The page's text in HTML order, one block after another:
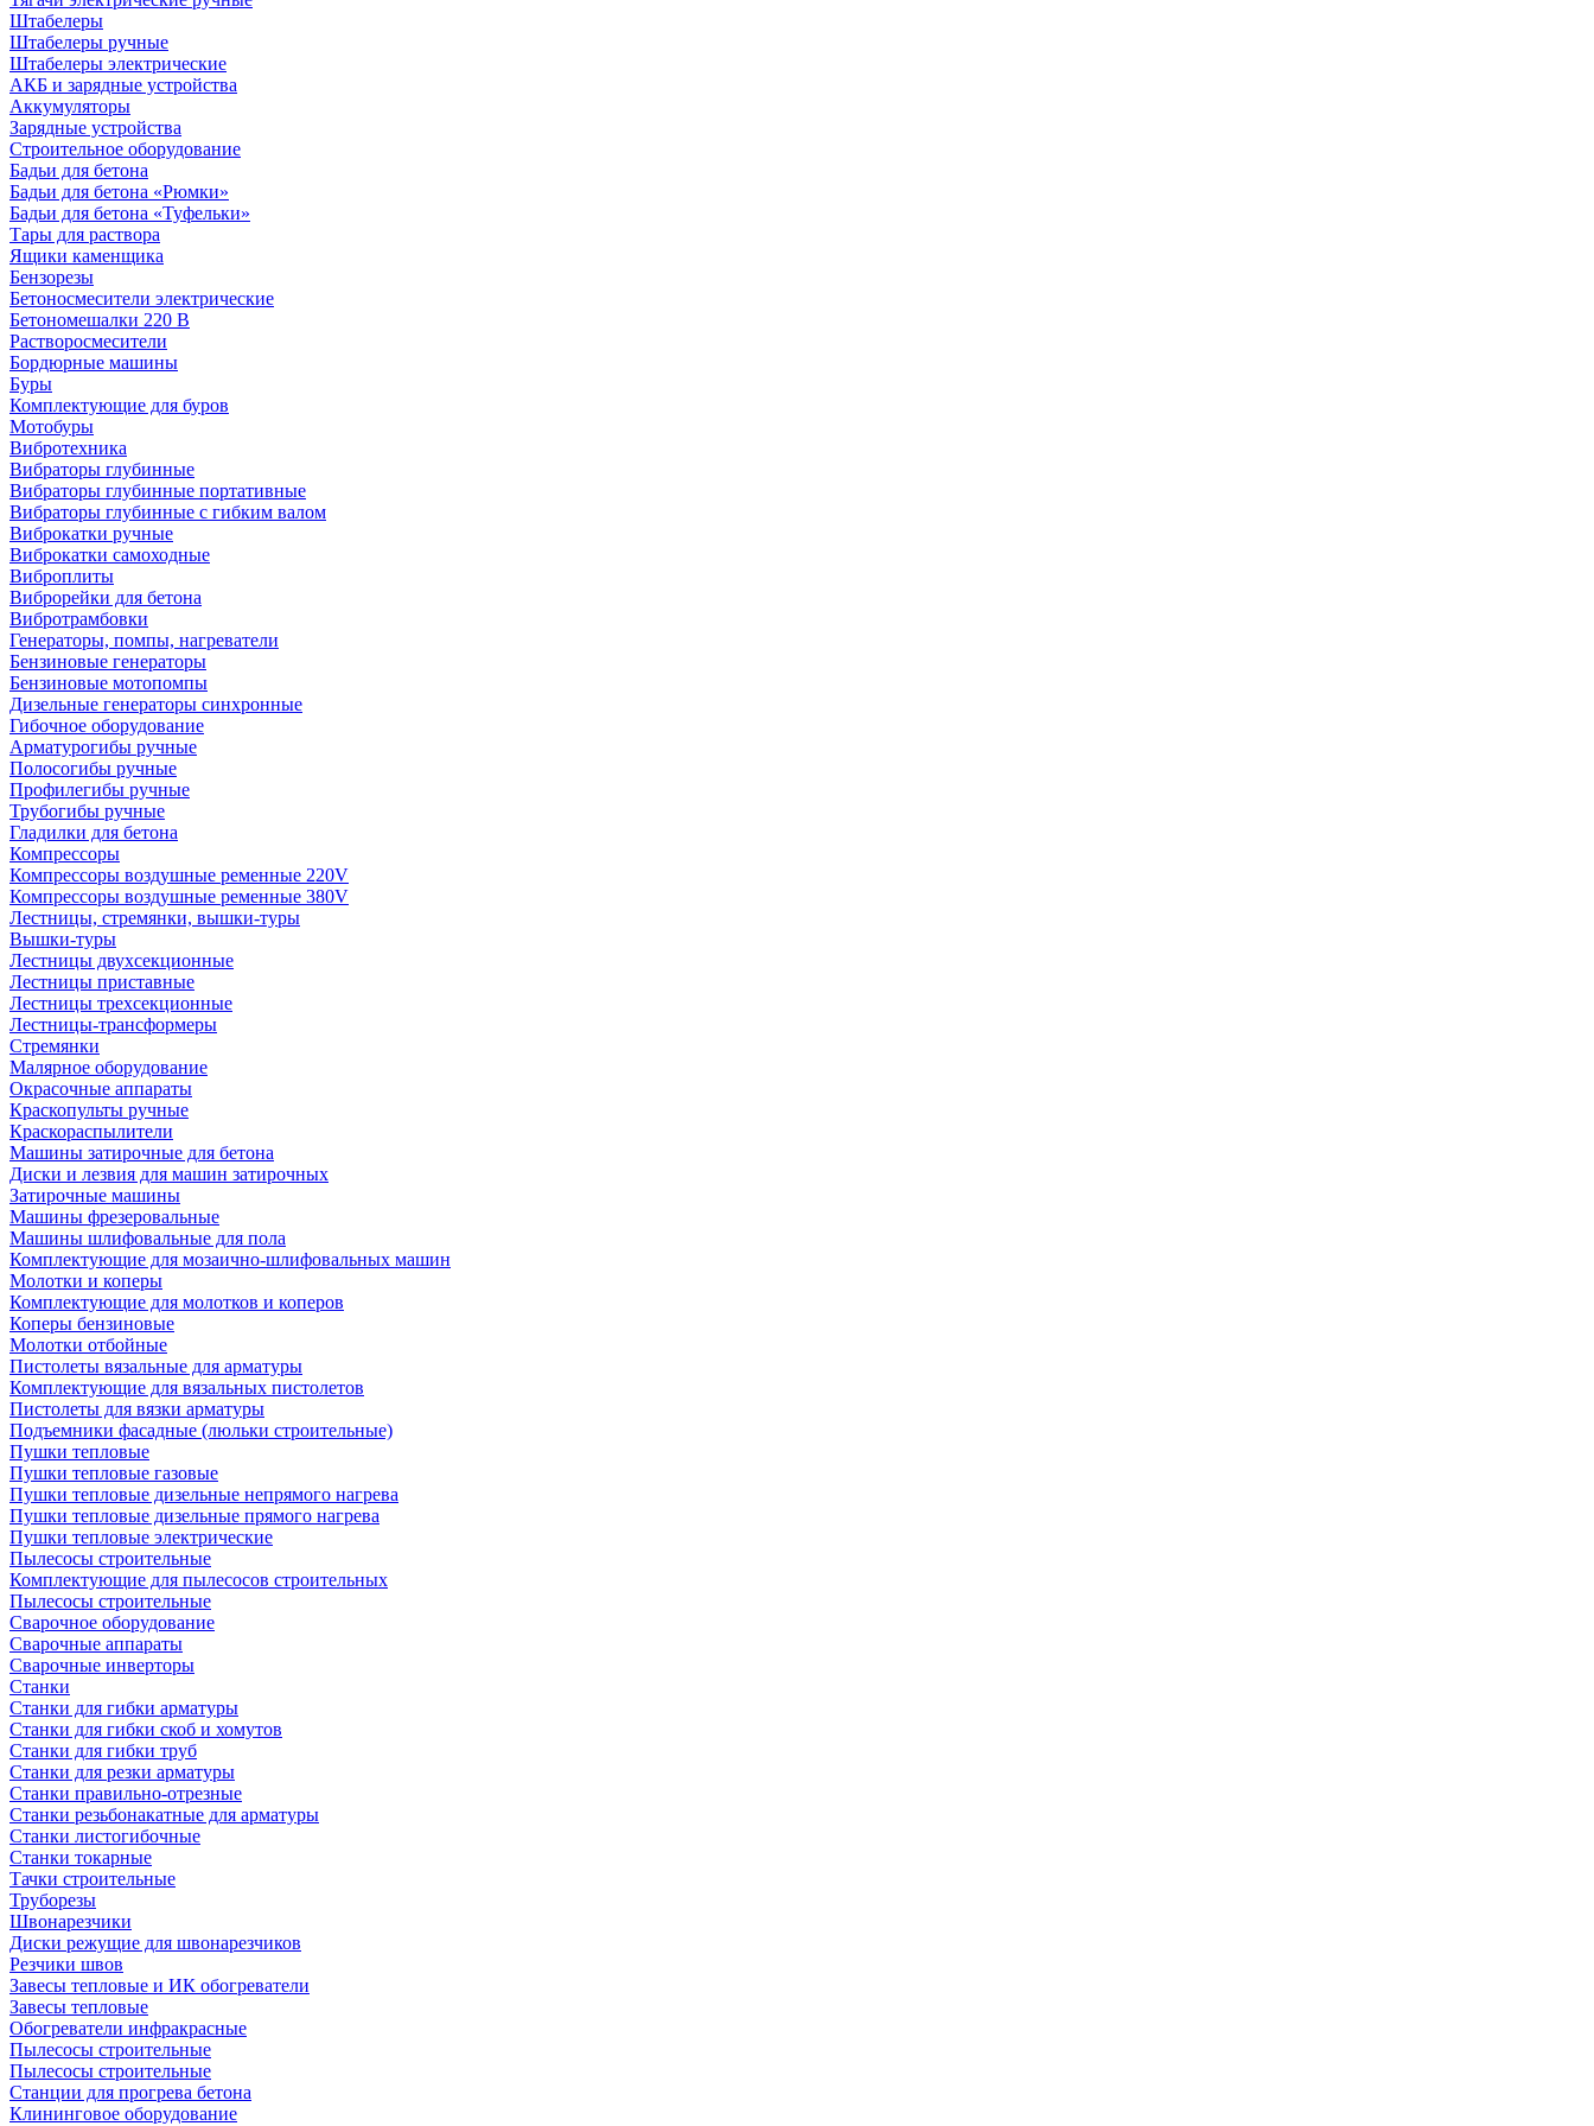
Штабелеры
Штабелеры ручные
Штабелеры электрические
АКБ и зарядные устройства
Аккумуляторы
Зарядные устройства
Строительное оборудование
Бадьи для бетона
Бадьи для бетона «Рюмки»
Бадьи для бетона «Туфельки»
Тары для раствора
Ящики каменщика
Бензорезы
Бетоносмесители электрические
Бетономешалки 220 В
Растворосмесители
Бордюрные машины
Буры
Комплектующие для буров
Мотобуры
Вибротехника
Вибраторы глубинные
Вибраторы глубинные портативные
Вибраторы глубинные с гибким валом
Виброкатки ручные
Виброкатки самоходные
Виброплиты
Виброрейки для бетона
Вибротрамбовки
Генераторы, помпы, нагреватели
Бензиновые генераторы
Бензиновые мотопомпы
Дизельные генераторы синхронные
Гибочное оборудование
Арматурогибы ручные
Полосогибы ручные
Профилегибы ручные
Трубогибы ручные
Гладилки для бетона
Компрессоры
Компрессоры воздушные ременные 220V
Компрессоры воздушные ременные 380V
Лестницы, стремянки, вышки-туры
Вышки-туры
Лестницы двухсекционные
Лестницы приставные
Лестницы трехсекционные
Лестницы-трансформеры
Стремянки
Малярное оборудование
Окрасочные аппараты
Краскопульты ручные
Краскораспылители
Машины затирочные для бетона
Диски и лезвия для машин затирочных
Затирочные машины
Машины фрезеровальные
Машины шлифовальные для пола
Комплектующие для мозаично-шлифовальных машин
Молотки и коперы
Комплектующие для молотков и коперов
Коперы бензиновые
Молотки отбойные
Пистолеты вязальные для арматуры
Комплектующие для вязальных пистолетов
Пистолеты для вязки арматуры
Подъемники фасадные (люльки строительные)
Пушки тепловые
Пушки тепловые газовые
Пушки тепловые дизельные непрямого нагрева
Пушки тепловые дизельные прямого нагрева
Пушки тепловые электрические
Пылесосы строительные
Комплектующие для пылесосов строительных
Пылесосы строительные
Сварочное оборудование
Сварочные аппараты
Сварочные инверторы
Станки
Станки для гибки арматуры
Станки для гибки скоб и хомутов
Станки для гибки труб
Станки для резки арматуры
Станки правильно-отрезные
Станки резьбонакатные для арматуры
Станки листогибочные
Станки токарные
Тачки строительные
Труборезы
Швонарезчики
Диски режущие для швонарезчиков
Резчики швов
Завесы тепловые и ИК обогреватели
Завесы тепловые
Обогреватели инфракрасные
Пылесосы строительные
Пылесосы строительные
Станции для прогрева бетона
Клининговое оборудование